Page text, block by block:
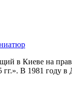
в Киеве на
В 1981 году